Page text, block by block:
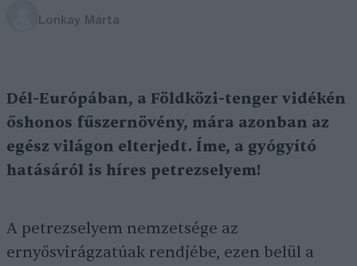
Lonkay Márta
Dél-Európában, a Földközi-tenger vidékén
őshonos fűszernövény, mára azonban az
egész világon elterjedt. Íme, a gyógyító
hatásáról is híres petrezselyem!
A petrezselyem nemzetsége az
ernyősvirágzatúak rendjébe, ezen belül a